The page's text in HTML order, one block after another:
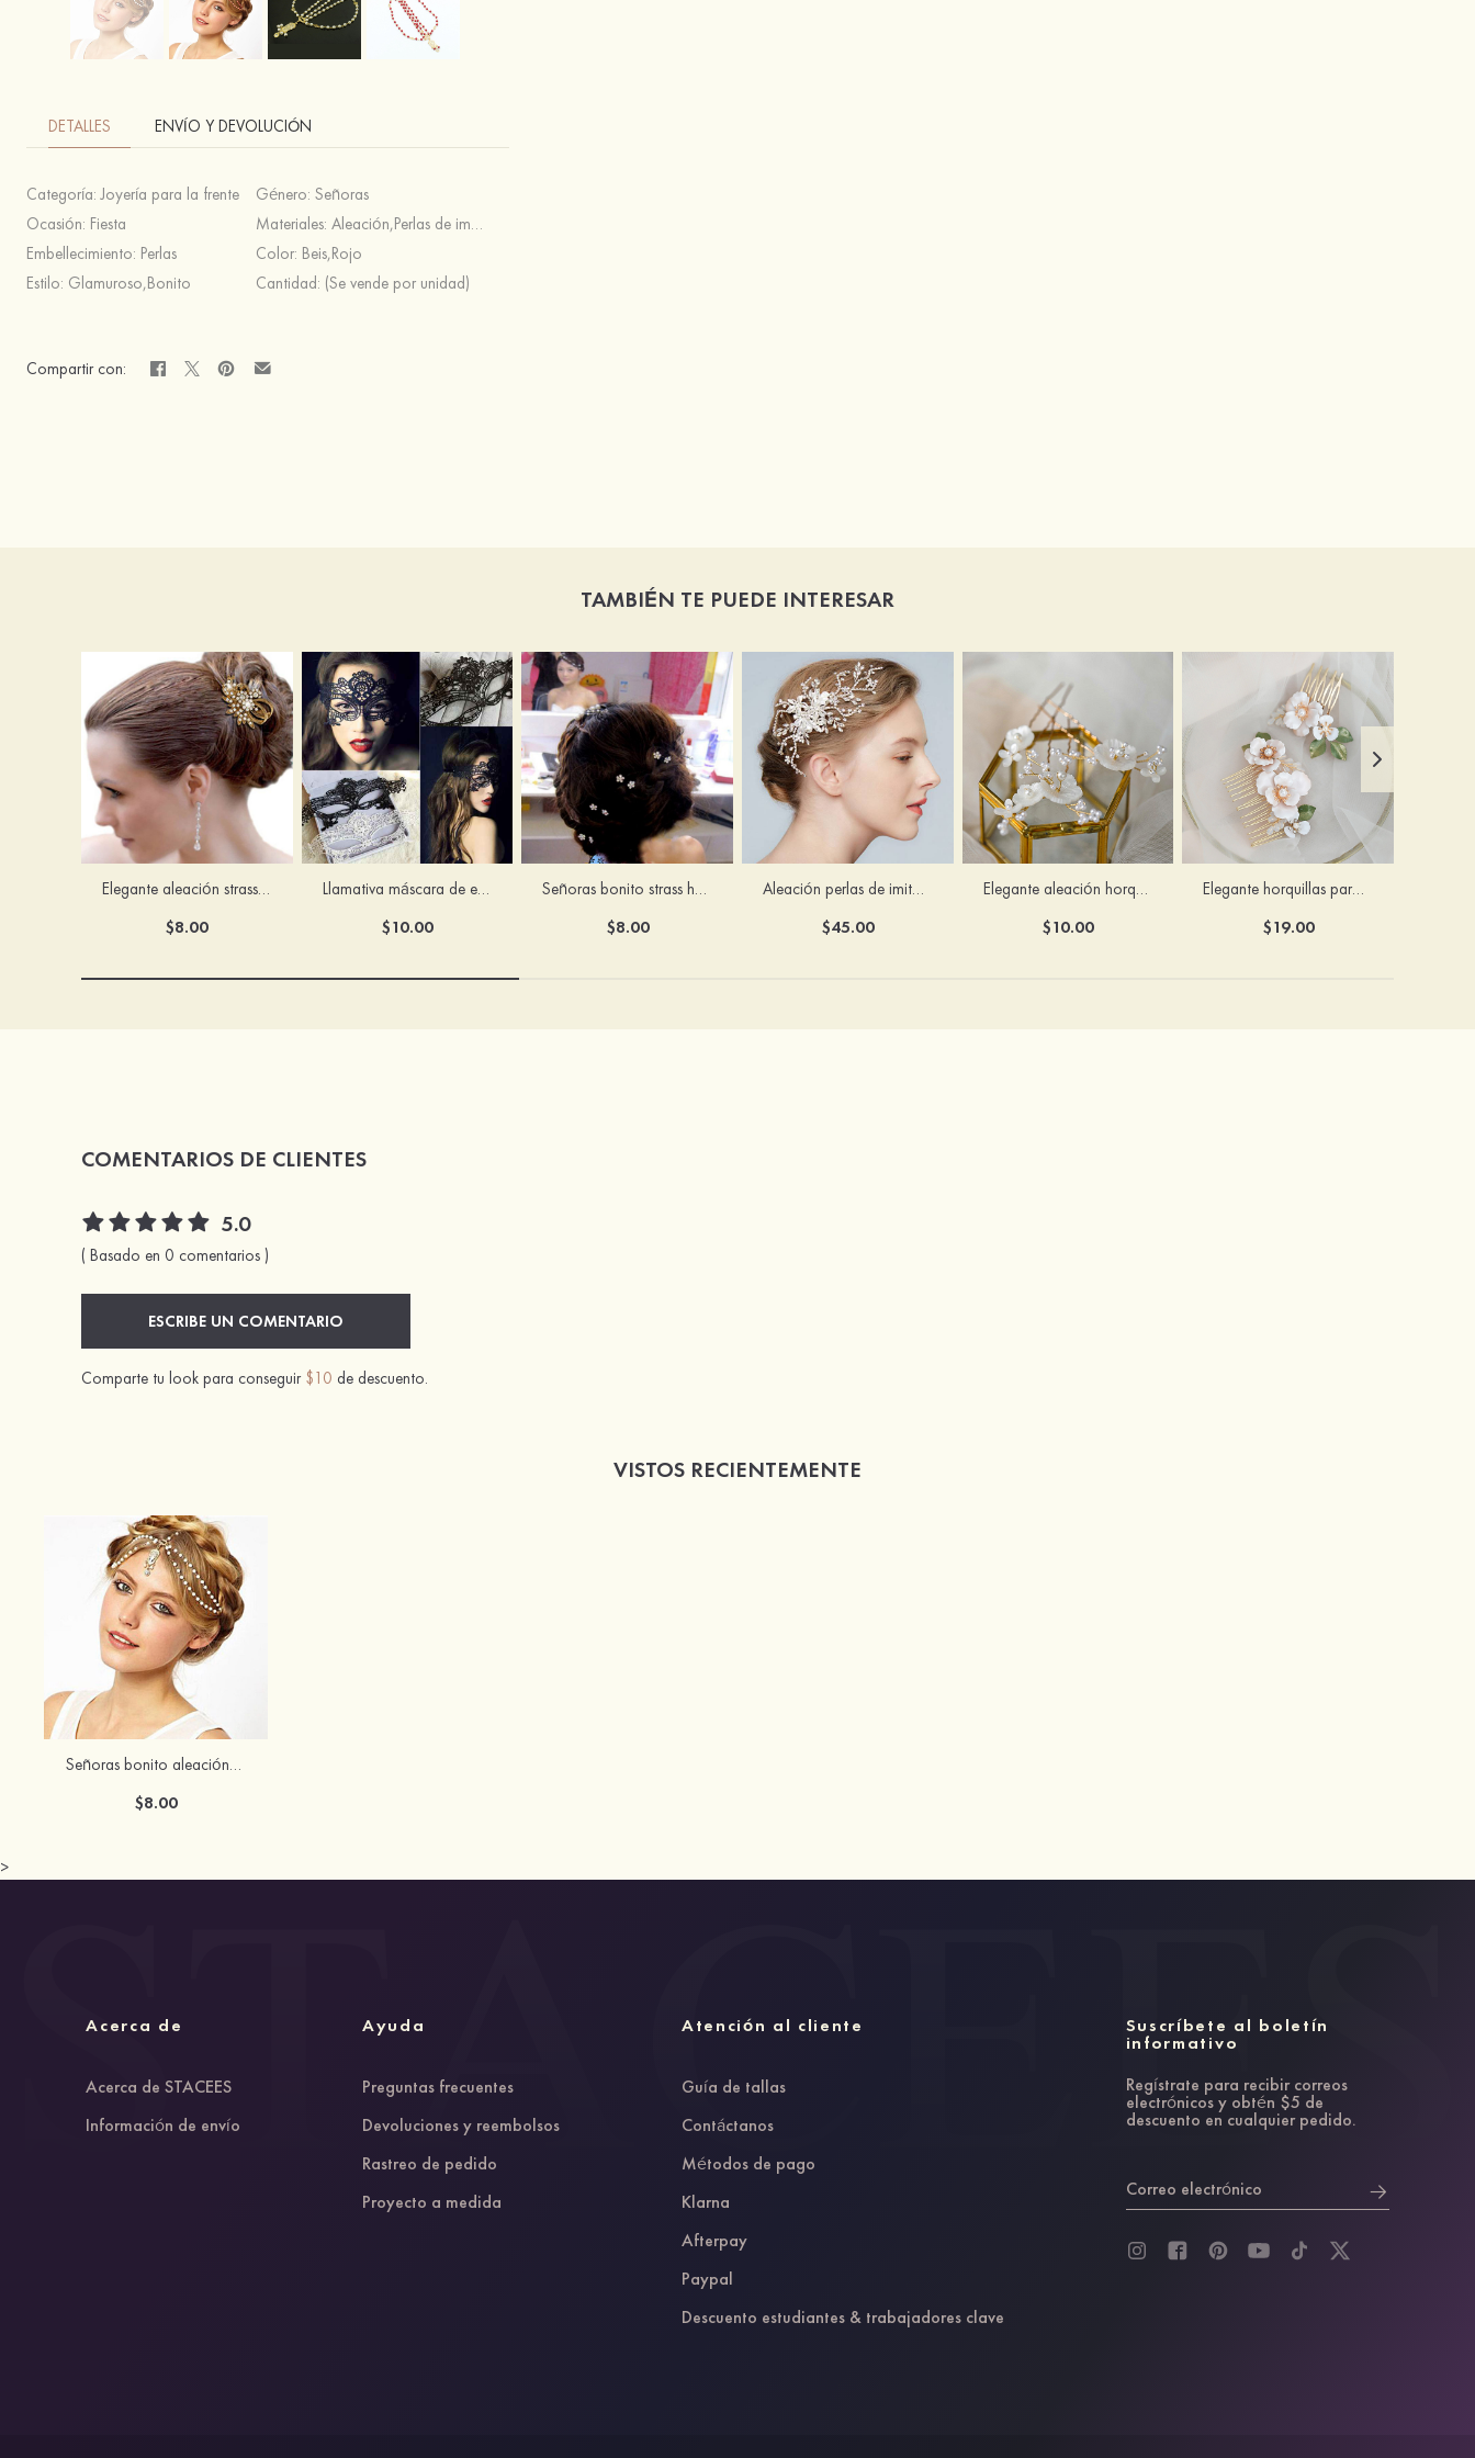
DETALLES ENVÍO Y DEVOLUCIÓN
Categoría:Joyería para la frente Género: Señoras
Ocasión: Fiesta Materiales: Aleación,Perlas de imitación
Embellecimiento: Perlas Color: Beis,Rojo
Estilo: Glamuroso,Bonito Cantidad: (Se vende por unidad)
Compartir con:
TAMBIÉN TE PUEDE INTERESAR
Elegante aleación strass peines y pasadores
$8.00
Llamativa máscara de encaje para mujer
$10.00
Señoras bonito strass horquillas para el pelo
$8.00
Aleación perlas de imitación horquillas para el pelo
$45.00
Elegante aleación horquillas para el pelo con perla
$10.00
Elegante horquillas para el pelo con perla
$19.00
COMENTARIOS DE CLIENTES
5.0
( Basado en 0 comentarios )
ESCRIBE UN COMENTARIO
Comparte tu look para conseguir $10 de descuento.
VISTOS RECIENTEMENTE
Señoras bonito aleación perlas de imitación joyería
$8.00
>
Acerca de
Acerca de STACEES
Información de envío
Ayuda
Preguntas frecuentes
Devoluciones y reembolsos
Rastreo de pedido
Proyecto a medida
Atención al cliente
Guía de tallas
Contáctanos
Métodos de pago
Klarna
Afterpay
Paypal
Descuento estudiantes & trabajadores clave
Suscríbete al boletín
informativo
Regístrate para recibir correos
electrónicos y obtén $5 de
descuento en cualquier pedido.
Correo electrónico